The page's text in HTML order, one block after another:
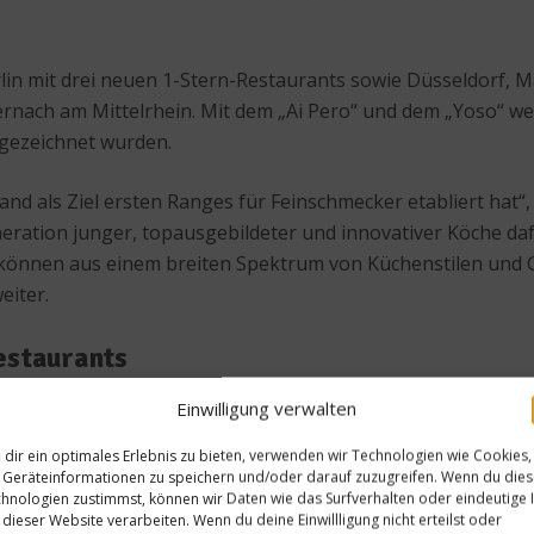
Einwilligung verwalten
dir ein optimales Erlebnis zu bieten, verwenden wir Technologien wie Cookies,
Geräteinformationen zu speichern und/oder darauf zuzugreifen. Wenn du
zustimmst, können wir Daten wie das Surfverhalten oder eindeutige
dieser Website verarbeiten. Wenn du deine Einwillligung nicht erteilst oder
mit drei neuen 1-Stern-Restaurants sowie Düsseldorf,
am Mittelrhein. Mit dem „Ai Pero“ und dem „Yoso“
wurden.
als Ziel ersten Ranges für Feinschmecker etabliert
junger, topausgebildeter und innovativer Köche
aus einem breiten Spektrum von Küchenstilen
und spannende Gastronomie zu
vegetarische Gerichte anbieten. Während
auf vegetarische Küche umgestellt hatte,